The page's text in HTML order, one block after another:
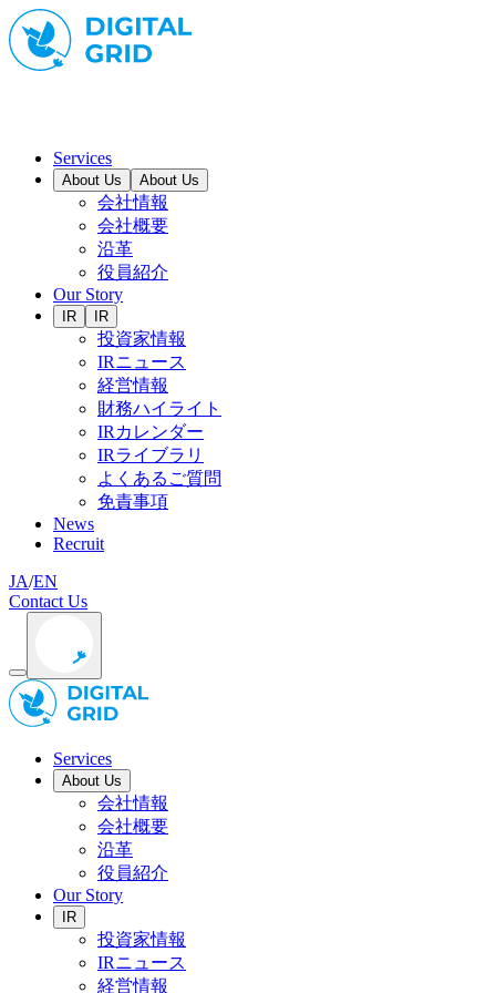
Services
About Us About Us
会社情報
会社概要
沿革
役員紹介
Our Story
IR IR
投資家情報
IRニュース
経営情報
財務ハイライト
IRカレンダー
IRライブラリ
よくあるご質問
免責事項
News
Recruit
JA/EN
Contact Us
Services
About Us
会社情報
会社概要
沿革
役員紹介
Our Story
IR
投資家情報
IRニュース
経営情報